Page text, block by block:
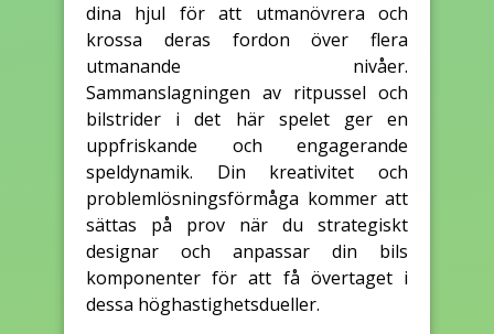
dina hjul för att utmanövrera och
krossa deras fordon över flera
utmanande nivåer.
Sammanslagningen av ritpussel och
bilstrider i det här spelet ger en
uppfriskande och engagerande
speldynamik. Din kreativitet och
problemlösningsförmåga kommer att
sättas på prov när du strategiskt
designar och anpassar din bils
komponenter för att få övertaget i
dessa höghastighetsdueller.